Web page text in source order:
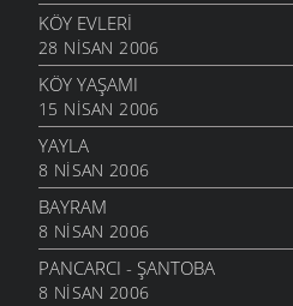
KÖY EVLERI
28 NISAN 2006
KÖY YAŞAMI
15 NISAN 2006
YAYLA
8 NISAN 2006
BAYRAM
8 NISAN 2006
PANCARCI - ŞANTOBA
8 NISAN 2006